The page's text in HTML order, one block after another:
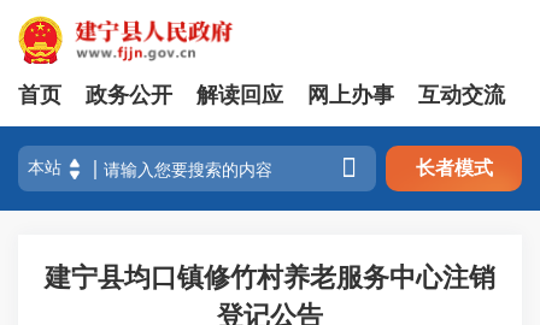
首页 政务公开 解读回应 网上办事 互动交流
 长者模式
建宁县均口镇修竹村养老服务中心注销
登记公告